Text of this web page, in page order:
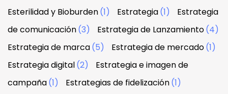
Esterilidad y Bioburden(1) Estrategia(1)
Estrategia
de comunicación(3) Estrategia de Lanzamiento(4)
Estrategia de marca(5) Estrategia de mercado(1)
Estrategia digital(2)
Estrategia e imagen de
campaña(1) Estrategias de fidelización(1)